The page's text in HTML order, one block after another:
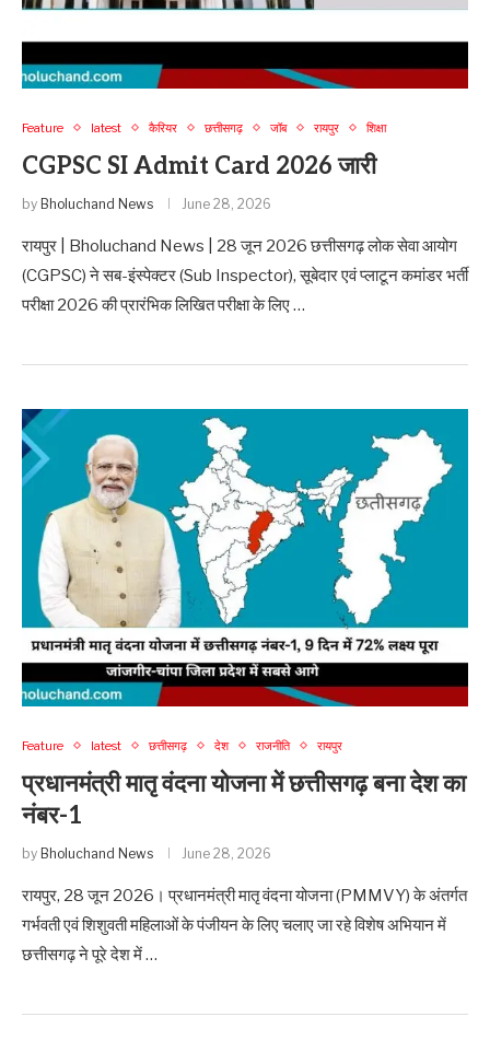
Feature latest कैरियर छत्तीसगढ़ जॉब रायपुर शिक्षा
CGPSC SI Admit Card 2026 जारी
by Bholuchand News June 28, 2026
रायपुर | Bholuchand News | 28 जून 2026 छत्तीसगढ़ लोक सेवा आयोग
(CGPSC) ने सब-इंस्पेक्टर (Sub Inspector), सूबेदार एवं प्लाटून कमांडर भर्ती
परीक्षा 2026 की प्रारंभिक लिखित परीक्षा के लिए …
Feature latest छत्तीसगढ़ देश राजनीति रायपुर
प्रधानमंत्री मातृ वंदना योजना में छत्तीसगढ़ बना देश का
नंबर-1
by Bholuchand News June 28, 2026
रायपुर, 28 जून 2026। प्रधानमंत्री मातृ वंदना योजना (PMMVY) के अंतर्गत
गर्भवती एवं शिशुवती महिलाओं के पंजीयन के लिए चलाए जा रहे विशेष अभियान में
छत्तीसगढ़ ने पूरे देश में …